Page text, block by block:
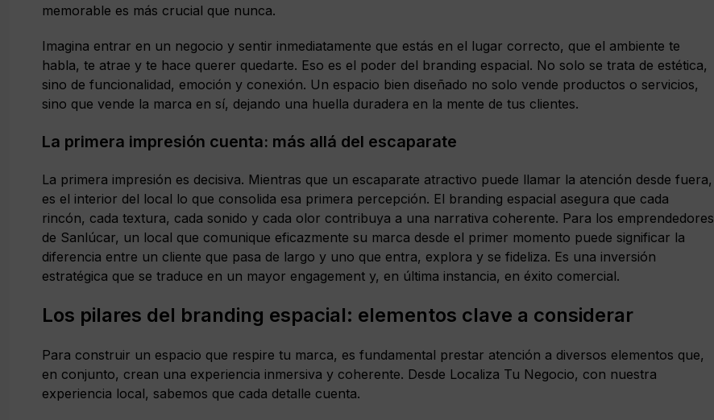
memorable es más crucial que nunca.
Imagina entrar en un negocio y sentir inmediatamente que estás en el lugar correcto, que el ambiente te
habla, te atrae y te hace querer quedarte. Eso es el poder del branding espacial. No solo se trata de estética,
sino de funcionalidad, emoción y conexión. Un espacio bien diseñado no solo vende productos o servicios,
sino que vende la marca en sí, dejando una huella duradera en la mente de tus clientes.
La primera impresión cuenta: más allá del escaparate
La primera impresión es decisiva. Mientras que un escaparate atractivo puede llamar la atención desde fuera,
es el interior del local lo que consolida esa primera percepción. El branding espacial asegura que cada
rincón, cada textura, cada sonido y cada olor contribuya a una narrativa coherente. Para los emprendedores
de Sanlúcar, un local que comunique eficazmente su marca desde el primer momento puede significar la
diferencia entre un cliente que pasa de largo y uno que entra, explora y se fideliza. Es una inversión
estratégica que se traduce en un mayor engagement y, en última instancia, en éxito comercial.
Los pilares del branding espacial: elementos clave a considerar
Para construir un espacio que respire tu marca, es fundamental prestar atención a diversos elementos que,
en conjunto, crean una experiencia inmersiva y coherente. Desde Localiza Tu Negocio, con nuestra
experiencia local, sabemos que cada detalle cuenta.